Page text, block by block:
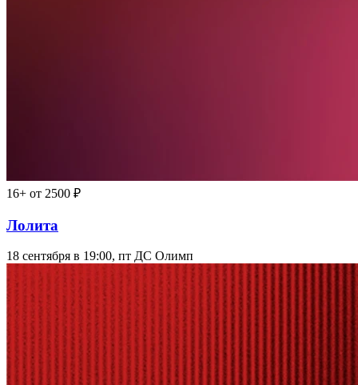
16+ от 2500 ₽
Лолита
18 сентября в 19:00, пт ДС Олимп